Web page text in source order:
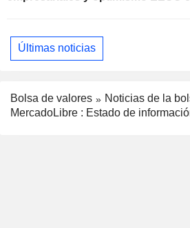
Últimas noticias
Bolsa de valores
Noticias de la
MercadoLibre : Estado de